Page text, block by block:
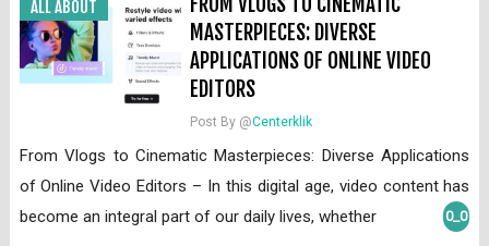
ALL ABOUT
MASTERPIECES: DIVERSE
APPLICATIONS OF ONLINE VIDEO
EDITORS
Post By @Centerklik
From Vlogs to Cinematic Masterpieces: Diverse Applications
of Online Video Editors – In this digital age, video content has
become an integral part of our daily lives, whether
0_0